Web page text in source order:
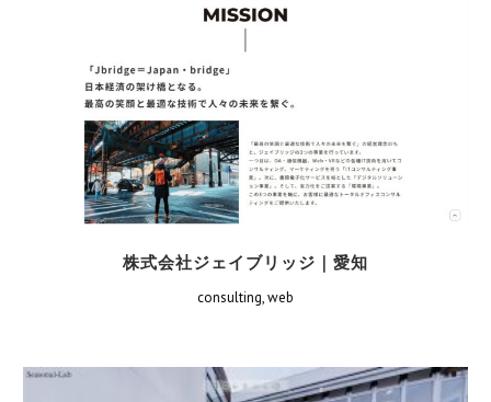
株式会社ジェイブリッジ｜愛知
consulting, web